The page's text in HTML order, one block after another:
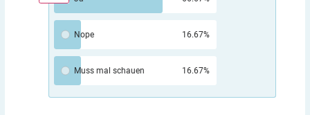
minimal verbessert. GMI und TIR gab es damals noch
nicht, jedenfalls nicht für Patienten. Beim Umstieg auf
AID haben sich bei mir GMI und TIR verbessert. Aber
“automatisch” funktioniert das auch nur begrenzt.
Insulinzufuhr maximal auf Null setzen, aber Zucker
Nope 16.67%
Muss mal schauen 16.67%